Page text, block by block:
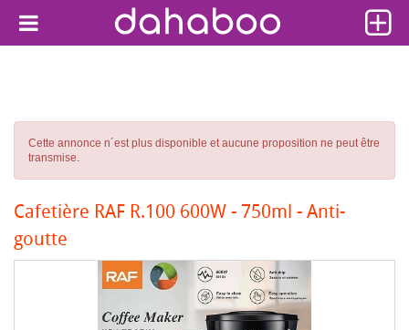
Cette annonce n´est plus disponible et aucune proposition ne peut être
transmise.
Cafetière RAF R.100 600W - 750ml - Anti-
goutte